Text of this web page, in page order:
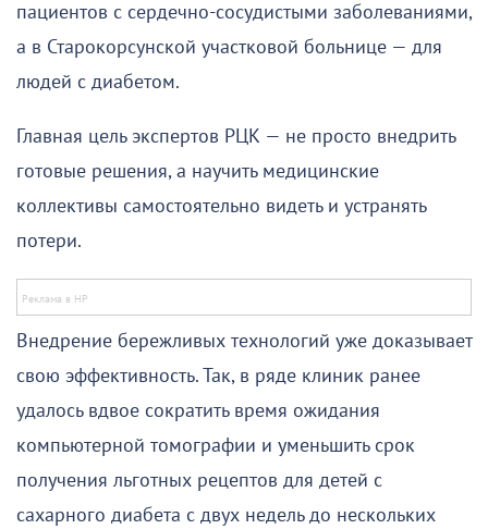
пациентов с сердечно-сосудистыми заболеваниями,
а в Старокорсунской участковой больнице — для
людей с диабетом.
Главная цель экспертов РЦК — не просто внедрить
готовые решения, а научить медицинские
коллективы самостоятельно видеть и устранять
потери.
Внедрение бережливых технологий уже доказывает
свою эффективность. Так, в ряде клиник ранее
удалось вдвое сократить время ожидания
компьютерной томографии и уменьшить срок
получения льготных рецептов для детей с
сахарного диабета с двух недель до нескольких